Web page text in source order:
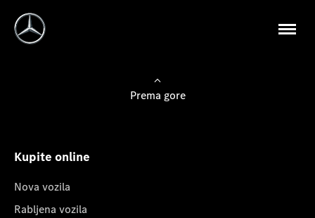
Prema gore
Kupite online
Nova vozila
Rabljena vozila